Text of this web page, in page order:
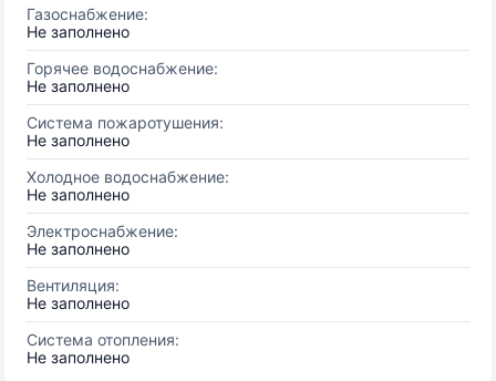
Газоснабжение:
Не заполнено
Горячее водоснабжение:
Не заполнено
Система пожаротушения:
Не заполнено
Холодное водоснабжение:
Не заполнено
Электроснабжение:
Не заполнено
Вентиляция:
Не заполнено
Система отопления:
Не заполнено